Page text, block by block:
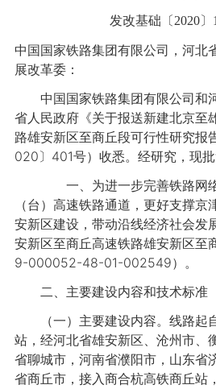
发改基础〔2020〕
中国国家铁路集团有限公司，河北
展改革委：
中国国家铁路集团有限公司和
省人民政府《关于报送新建北京至
路雄安新区至商丘段可行性研究报
020〕401号）收悉。经研究，现批
一、为进一步完善铁路网络
（台）高速铁路通道，更好支撑
安新区建设，带动沿线经济社会发
安新区至商丘高速铁路雄安新区至
9-000052-48-01-002549）。
二、主要建设内容和技术标准
（一）主要建设内容。线路起
站，经河北省雄安新区、沧州市、
省聊城市，河南省濮阳市，山东省
省商丘市，接入商合杭高铁商丘站